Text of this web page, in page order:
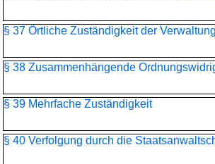
§ 37 Örtliche Zuständigkeit der
§ 38 Zusammenhängende
§ 39 Mehrfache Zuständigkeit
§ 40 Verfolgung durch die